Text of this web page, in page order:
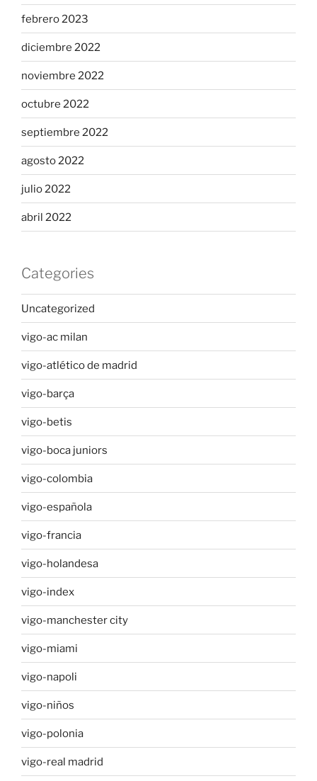
febrero 2023
diciembre 2022
noviembre 2022
octubre 2022
septiembre 2022
agosto 2022
julio 2022
abril 2022
Categories
Uncategorized
vigo-ac milan
vigo-atlético de madrid
vigo-barça
vigo-betis
vigo-boca juniors
vigo-colombia
vigo-española
vigo-francia
vigo-holandesa
vigo-index
vigo-manchester city
vigo-miami
vigo-napoli
vigo-niños
vigo-polonia
vigo-real madrid